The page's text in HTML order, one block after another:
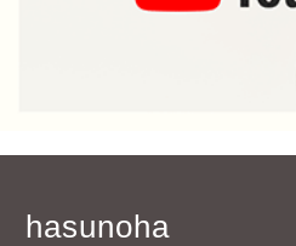
hasunoha